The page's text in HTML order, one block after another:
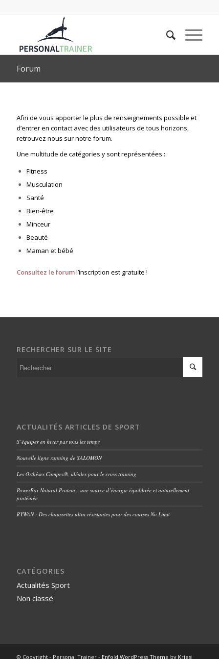
Forum
Afin de vous apporter le plus de renseignements possible et
d’entrer en contact avec des utilisateurs de tous horizons,
retrouvez nous sur notre forum.
Une multitude de catégories y sont représentées :
Fitness
Musculation
Santé
Bien-être
Minceur
Beauté
Maman et bébé
Consultez le foruml’inscription est gratuite !
RECHERCHER SUR LE SITE
ACTUALITÉS ARTICLES DE SPORT
S’équiper en hiver par tous les temps
Nouvelle ligne running de SALOMON
Les Orthèses Compex®, idéales pour le cross training
PowerBar Natural Protein : une source d’énergie équilibrée et naturellement
protéinée
RYWAN : Des chaussettes ultra résistantes pour des courses No Limit
CATÉGORIES
Actualités Sport
Non classé
© Copyright - Personal Trainer - Enfold WordPress Theme by Kriesi